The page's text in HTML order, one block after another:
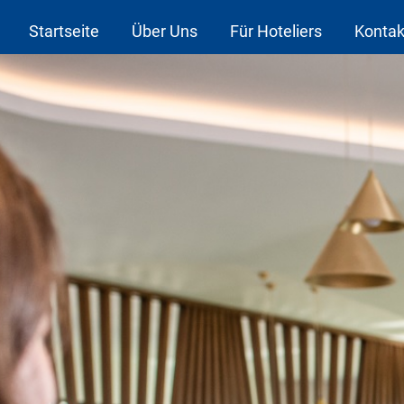
Startseite Über Uns Für Hoteliers